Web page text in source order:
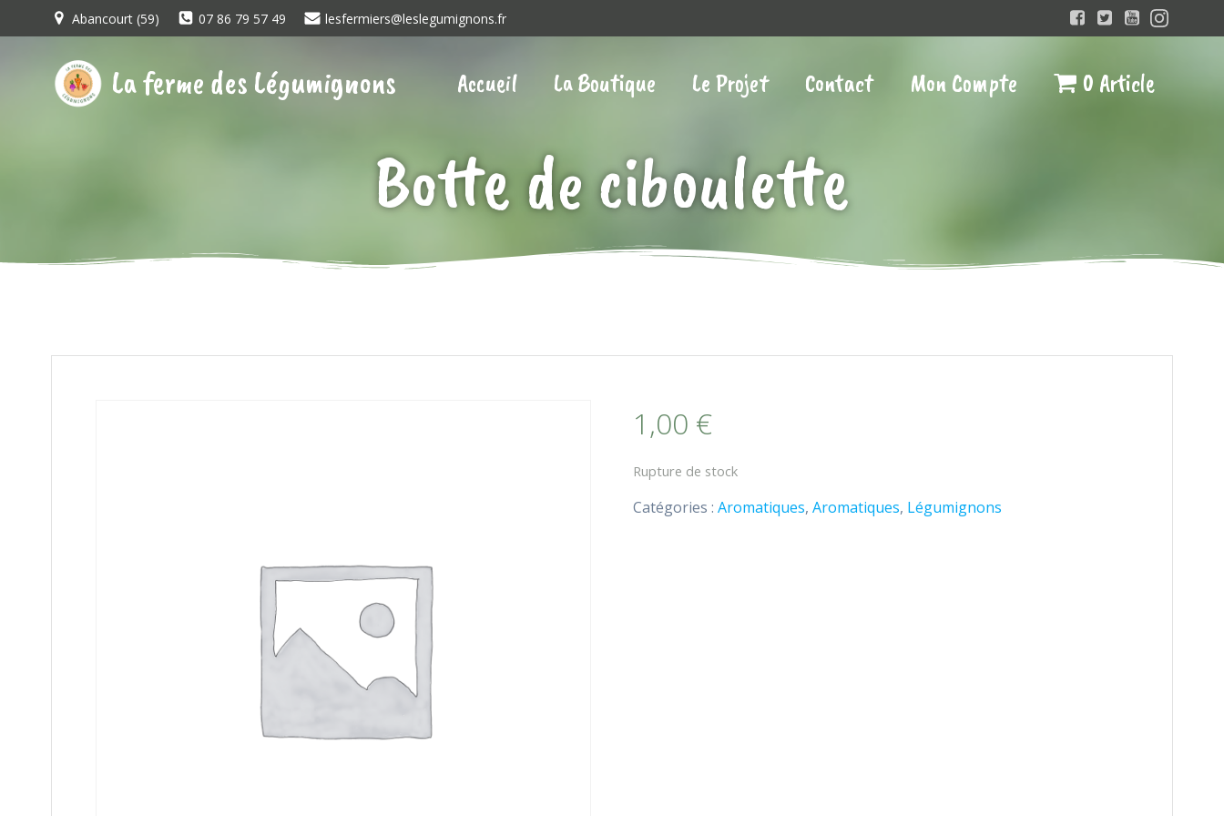
au
Abancourt (59) 07 86 79 57 49 lesfermiers@leslegumignons.fr
La ferme des Légumignons Accueil La Boutique Le Projet Contact Mon Compte 0 Article
Botte de ciboulette
1,00 €
Rupture de stock
Catégories : Aromatiques, Aromatiques, Légumignons